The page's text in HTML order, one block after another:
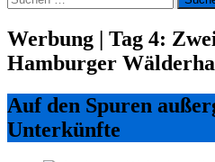
nach:
Werbung | Tag 4:
Hamburger
Auf den Spuren
Unterkünfte